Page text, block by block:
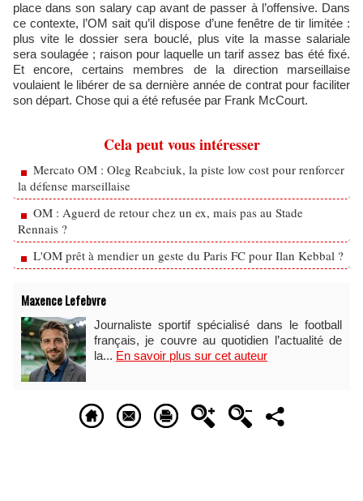
place dans son salary cap avant de passer à l’offensive. Dans
ce contexte, l’OM sait qu’il dispose d’une fenêtre de tir limitée :
plus vite le dossier sera bouclé, plus vite la masse salariale
sera soulagée ; raison pour laquelle un tarif assez bas été fixé.
Et encore, certains membres de la direction marseillaise
voulaient le libérer de sa dernière année de contrat pour faciliter
son départ. Chose qui a été refusée par Frank McCourt.
Cela peut vous intéresser
Mercato OM : Oleg Reabciuk, la piste low cost pour renforcer
la défense marseillaise
OM : Aguerd de retour chez un ex, mais pas au Stade
Rennais ?
L'OM prêt à mendier un geste du Paris FC pour Ilan Kebbal ?
Maxence Lefebvre
Journaliste sportif spécialisé dans le football
français, je couvre au quotidien l’actualité de
la... En savoir plus sur cet auteur